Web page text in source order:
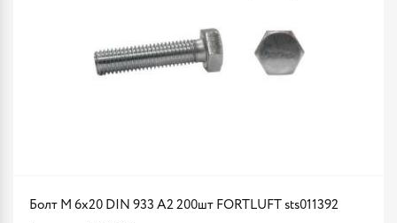
Болт М 6х20 DIN 933 A2 200шт FORTLUFT sts011392